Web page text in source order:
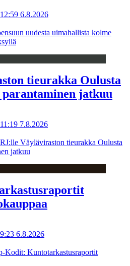
6.8.2026
uudesta uimahallista kolme
tieurakka Oulusta
jatkuu
7.8.2026
Väyläviraston tieurakka Oulusta
jatkuu
6.8.2026
Kodit: Kuntotarkastusraportit